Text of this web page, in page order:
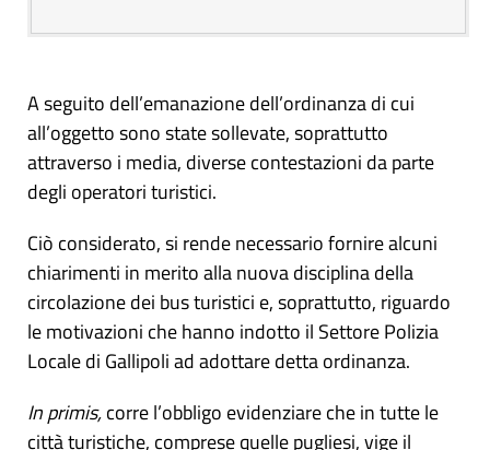
A seguito dell’emanazione dell’ordinanza di cui
all’oggetto sono state sollevate, soprattutto
attraverso i media, diverse contestazioni da parte
degli operatori turistici.
Ciò considerato, si rende necessario fornire alcuni
chiarimenti in merito alla nuova disciplina della
circolazione dei bus turistici e, soprattutto, riguardo
le motivazioni che hanno indotto il Settore Polizia
Locale di Gallipoli ad adottare detta ordinanza.
In primis,corre l’obbligo evidenziare che in tutte le
città turistiche, comprese quelle pugliesi, vige il